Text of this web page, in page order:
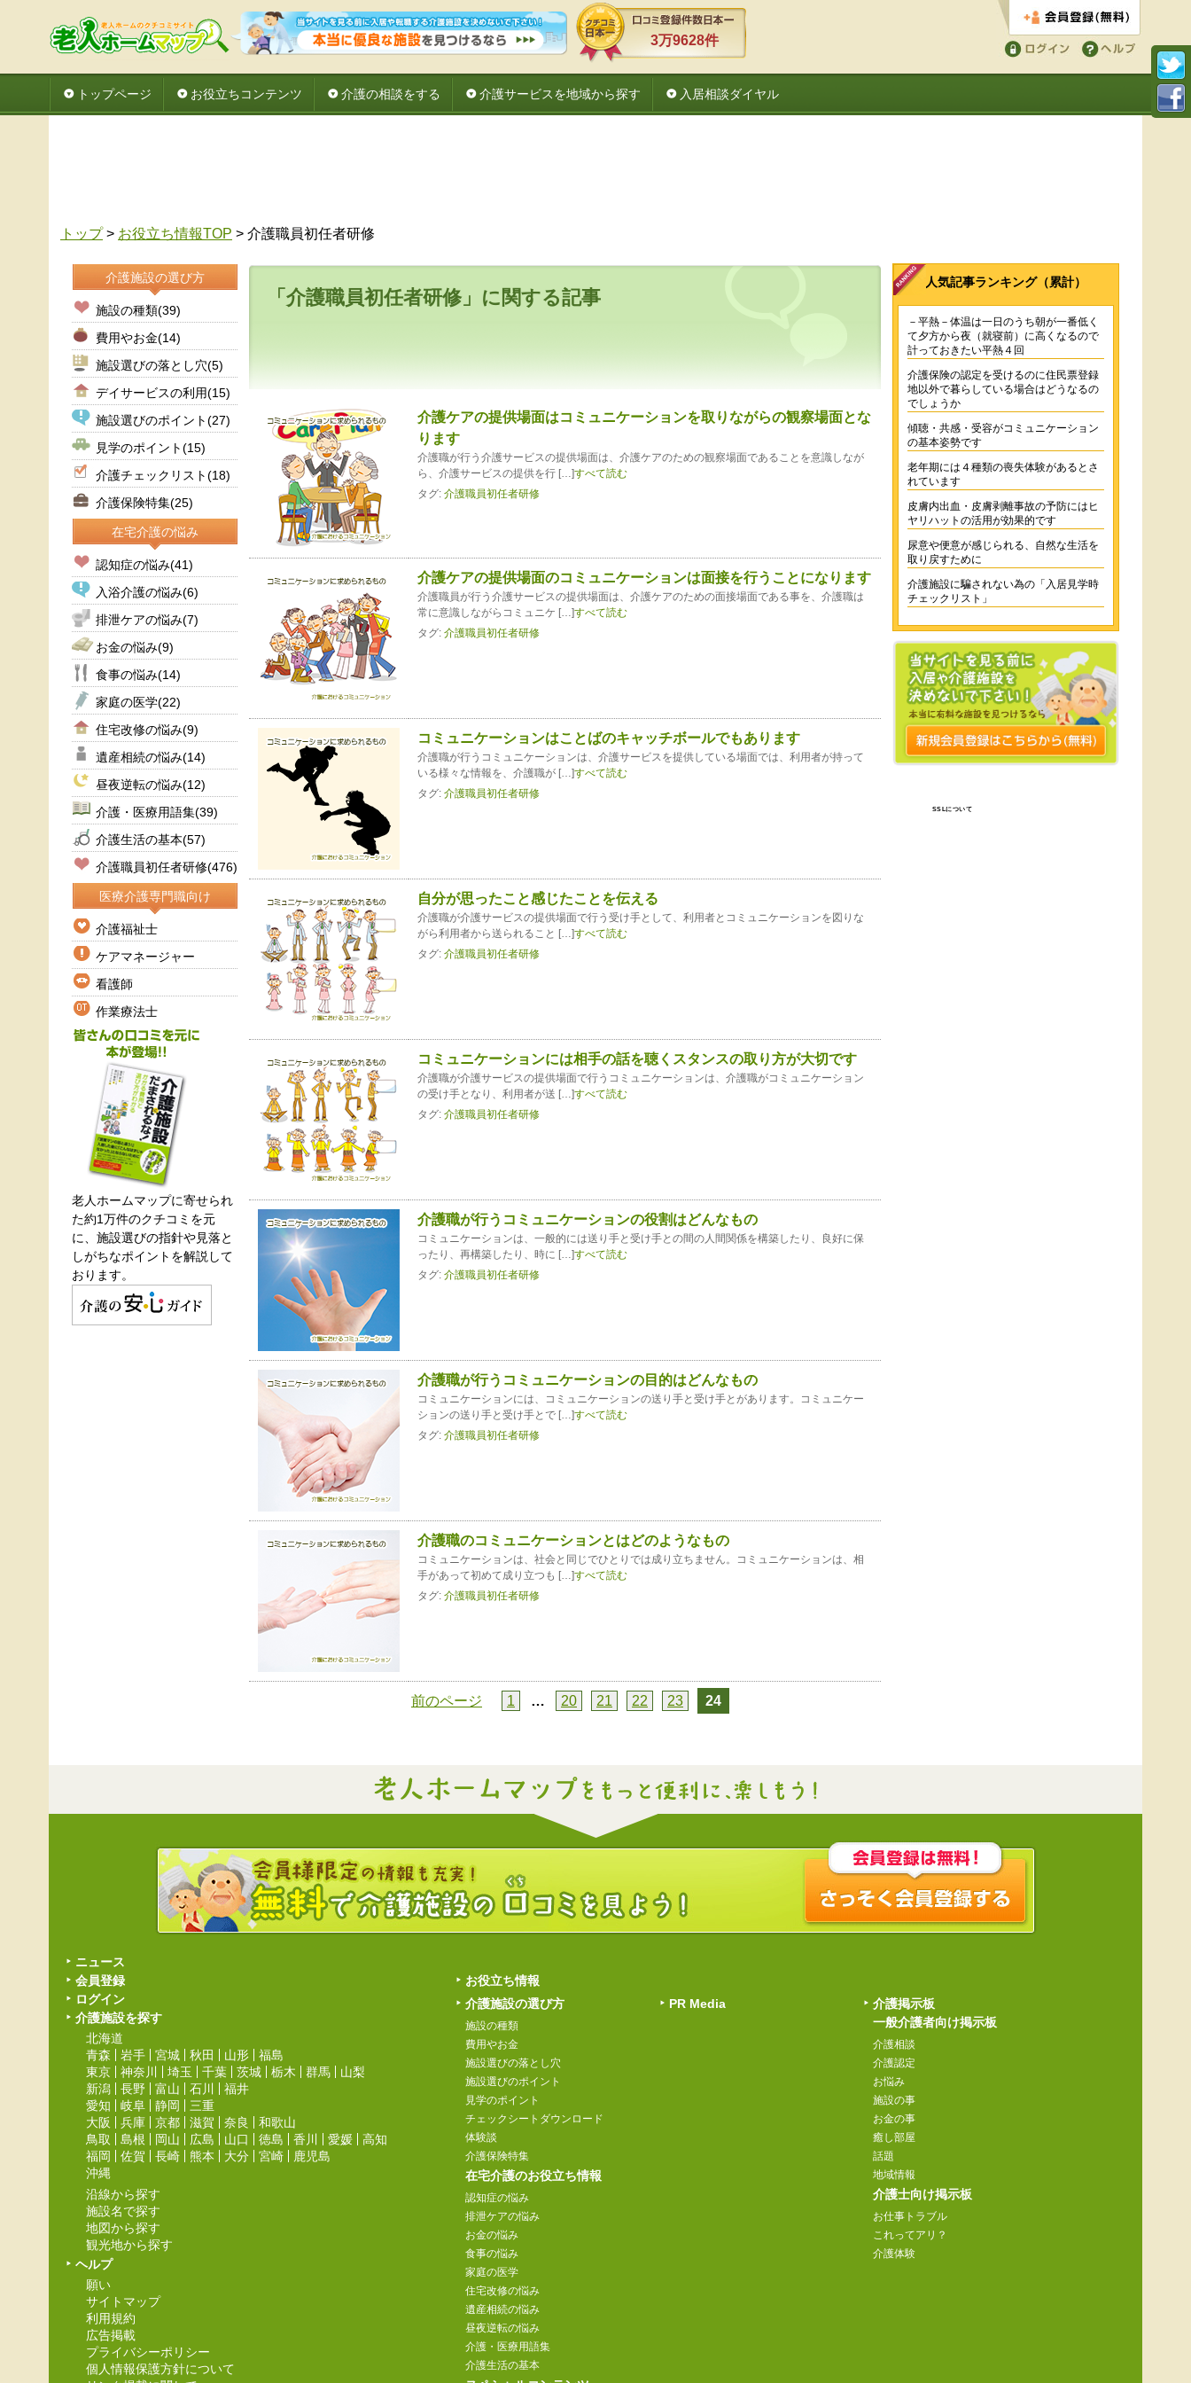
3万9628件
会員登録する
トップページ
お役立ちコンテンツ 介護の相談をする 介護サービスを地域から探す 入居相談ダイヤル
トップ> お役立ち情報TOP > 介護職員初任者研修
「介護職員初任者研修」に関する記事
介護ケアの提供場面はコミュニケーションを取りながらの観察場面とな
ります
介護職が行う介護サービスの提供場面は、介護ケアのための観察場面であることを意識しなが
ら、介護サービスの提供を行 […]すべて読む
タグ: 介護職員初任者研修
介護ケアの提供場面のコミュニケーションは面接を行うことになります
介護職員が行う介護サービスの提供場面は、介護ケアのための面接場面である事を、介護職は
常に意識しながらコミュニケ […]すべて読む
タグ: 介護職員初任者研修
コミュニケーションはことばのキャッチボールでもあります
介護職が行うコミュニケーションは、介護サービスを提供している場面では、利用者が持って
いる様々な情報を、介護職が […]すべて読む
タグ: 介護職員初任者研修
自分が思ったこと感じたことを伝える
介護職が介護サービスの提供場面で行う受け手として、利用者とコミュニケーションを図りな
がら利用者から送られること […]すべて読む
タグ: 介護職員初任者研修
コミュニケーションには相手の話を聴くスタンスの取り方が大切です
介護職が介護サービスの提供場面で行うコミュニケーションは、介護職がコミュニケーション
の受け手となり、利用者が送 […]すべて読む
タグ: 介護職員初任者研修
介護職が行うコミュニケーションの役割はどんなもの
コミュニケーションは、一般的には送り手と受け手との間の人間関係を構築したり、良好に保
ったり、再構築したり、時に […]すべて読む
タグ: 介護職員初任者研修
介護職が行うコミュニケーションの目的はどんなもの
コミュニケーションには、コミュニケーションの送り手と受け手とがあります。コミュニケー
ションの送り手と受け手とで […]すべて読む
タグ: 介護職員初任者研修
介護職のコミュニケーションとはどのようなもの
コミュニケーションは、社会と同じでひとりでは成り立ちません。コミュニケーションは、相
手があって初めて成り立つも […]すべて読む
タグ: 介護職員初任者研修
前のページ 1 … 20 21 22 23 24
介護施設の選び方
施設の種類(39)
費用やお金(14)
施設選びの落とし穴(5)
デイサービスの利用(15)
施設選びのポイント(27)
見学のポイント(15)
介護チェックリスト(18)
介護保険特集(25)
在宅介護の悩み
認知症の悩み(41)
入浴介護の悩み(6)
排泄ケアの悩み(7)
お金の悩み(9)
食事の悩み(14)
家庭の医学(22)
住宅改修の悩み(9)
遺産相続の悩み(14)
昼夜逆転の悩み(12)
介護・医療用語集(39)
介護生活の基本(57)
介護職員初任者研修(476)
医療介護専門職向け
介護福祉士
ケアマネージャー
看護師
作業療法士
老人ホームマップに寄せられ
た約1万件のクチコミを元
に、施設選びの指針や見落と
しがちなポイントを解説して
おります。
人気記事ランキング（累計）
－平熱－体温は一日のうち朝が一番低く
て夕方から夜（就寝前）に高くなるので
計っておきたい平熱４回
介護保険の認定を受けるのに住民票登録
地以外で暮らしている場合はどうなるの
でしょうか
傾聴・共感・受容がコミュニケーション
の基本姿勢です
老年期には４種類の喪失体験があるとさ
れています
皮膚内出血・皮膚剥離事故の予防にはヒ
ヤリハットの活用が効果的です
尿意や便意が感じられる、自然な生活を
取り戻すために
介護施設に騙されない為の「入居見学時
チェックリスト」
SSLについて
ニュース
会員登録
ログイン
介護施設を探す
北海道
青森
岩手 宮城 秋田 山形
福島
東京
神奈川 埼玉 千葉 茨城 栃木 群馬
山梨
新潟
長野 富山 石川
福井
愛知
岐阜 静岡
三重
大阪
兵庫 京都 滋賀 奈良
和歌山
鳥取
島根 岡山 広島 山口 徳島 香川 愛媛
高知
福岡
佐賀 長崎 熊本 大分 宮崎
鹿児島
沖縄
沿線から探す
施設名で探す
地図から探す
観光地から探す
ヘルプ
願い
サイトマップ
利用規約
広告掲載
プライバシーポリシー
個人情報保護方針について
お役立ち情報
介護施設の選び方
施設の種類
費用やお金
施設選びの落とし穴
施設選びのポイント
見学のポイント
チェックシートダウンロード
体験談
介護保険特集
在宅介護のお役立ち情報
認知症の悩み
排泄ケアの悩み
お金の悩み
食事の悩み
家庭の医学
住宅改修の悩み
遺産相続の悩み
昼夜逆転の悩み
介護・医療用語集
介護生活の基本
PR Media
介護掲示板
一般介護者向け掲示板
介護相談
介護認定
お悩み
施設の事
お金の事
癒し部屋
話題
地域情報
介護士向け掲示板
お仕事トラブル
これってアリ？
介護体験